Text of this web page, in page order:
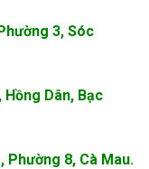
3, Sóc
Hồng Dân, Bạc
Phường 8, Cà Mau.